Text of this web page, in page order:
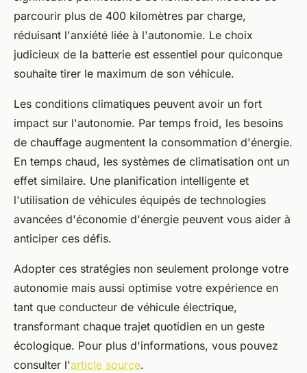
parcourir plus de 400 kilomètres par charge,
réduisant l'anxiété liée à l'autonomie. Le choix
judicieux de la batterie est essentiel pour quiconque
souhaite tirer le maximum de son véhicule.
Les conditions climatiques peuvent avoir un fort
impact sur l'autonomie. Par temps froid, les besoins
de chauffage augmentent la consommation d'énergie.
En temps chaud, les systèmes de climatisation ont un
effet similaire. Une planification intelligente et
l'utilisation de véhicules équipés de technologies
avancées d'économie d'énergie peuvent vous aider à
anticiper ces défis.
Adopter ces stratégies non seulement prolonge votre
autonomie mais aussi optimise votre expérience en
tant que conducteur de véhicule électrique,
transformant chaque trajet quotidien en un geste
écologique. Pour plus d'informations, vous pouvez
consulter l'article source.